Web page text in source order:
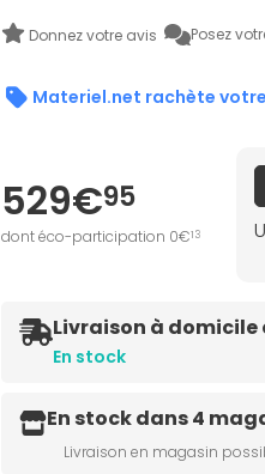
Donnez votre avis Posez
Materiel.net rachète
529€95
dont éco-participation 0€13
Livraison à domicile
En stock
En stock dans 4
Livraison en magasin